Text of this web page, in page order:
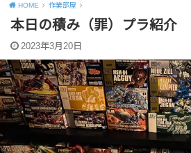
HOME 作業部屋
本日の積み（罪）プラ紹介
2023年3月20日